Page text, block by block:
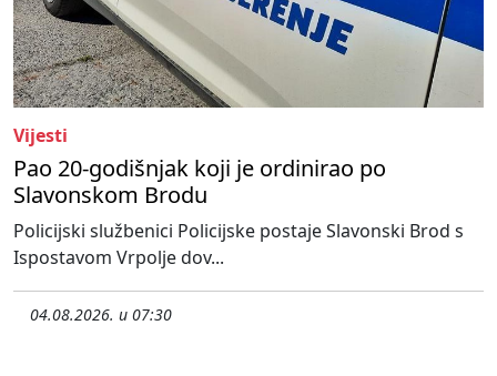
Vijesti
Pao 20-godišnjak koji je ordinirao po
Slavonskom Brodu
Policijski službenici Policijske postaje Slavonski Brod s
Ispostavom Vrpolje dov...
04.08.2026. u 07:30